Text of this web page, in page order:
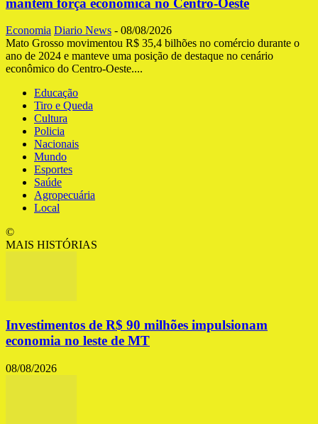
Economia Diario News - 08/08/2026
Mato Grosso movimentou R$ 35,4 bilhões no comércio durante o
ano de 2024 e manteve uma posição de destaque no cenário
econômico do Centro-Oeste....
Educação
Tiro e Queda
Cultura
Policia
Nacionais
Mundo
Esportes
Saúde
Agropecuária
Local
©
MAIS HISTÓRIAS
Investimentos de R$ 90 milhões impulsionam
economia no leste de MT
08/08/2026